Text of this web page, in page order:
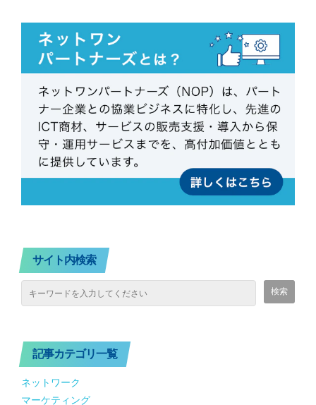
サイト内検索
記事カテゴリ一覧
ネットワーク
マーケティング